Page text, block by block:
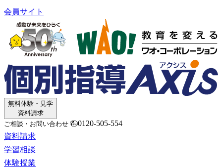
会員サイト
無料体験・見学
資料請求
ご相談・お問い合わせ
0120-505-554
資料請求
学習相談
体験授業